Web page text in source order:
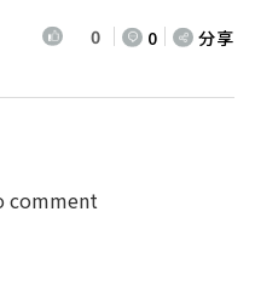
0 0 分享
comment